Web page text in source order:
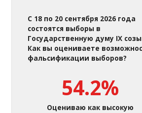
С 18 по 20 сентября 2026 года
состоятся выборы в
Государственную думу IX
Как вы оцениваете
фальсификации выборов?
54.2%
Оцениваю как высокую